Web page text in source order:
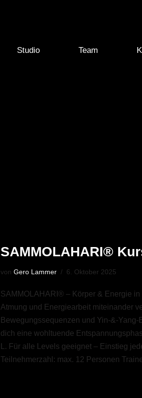
Studio Team
SAMMOLAHARI®
vonGero Lammer 6. Oktober 2025
SAMMOLAHARI® – Körper & Energie
Atmung und Energiearbeit miteinander
Bewegungssequenzen und Yin-&-
dich eine wohltuende
L. Für alle Levels geeignet – Einstieg
Teilnehmerzahl: max. 12 Personen